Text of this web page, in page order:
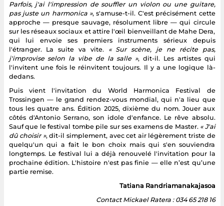
Parfois, j'ai l'impression de souffler un violon ou une guitare,
pas juste un harmonica », s'amuse-t-il. C'est précisément cette
approche — presque sauvage, résolument libre — qui circule
sur les réseaux sociaux et attire l'œil bienveillant de Mahe Dera,
qui lui envoie ses premiers instruments sérieux depuis
l'étranger. La suite va vite. « Sur scène, je ne récite pas,
j'improvise selon la vibe de la salle », dit-il. Les artistes qui
l'invitent une fois le réinvitent toujours. Il y a une logique là-
dedans.
Puis vient l'invitation du World Harmonica Festival de
Trossingen — le grand rendez-vous mondial, qui n'a lieu que
tous les quatre ans. Édition 2025, dixième du nom. Jouer aux
côtés d'Antonio Serrano, son idole d'enfance. Le rêve absolu.
Sauf que le festival tombe pile sur ses examens de Master. « J'ai
dû choisir », dit-il simplement, avec cet air légèrement triste de
quelqu'un qui a fait le bon choix mais qui s'en souviendra
longtemps. Le festival lui a déjà renouvelé l'invitation pour la
prochaine édition. L'histoire n'est pas finie — elle n’est qu’une
partie remise.
Tatiana Randriamanakajasoa
Contact Mickael Ratera : 034 65 218 16